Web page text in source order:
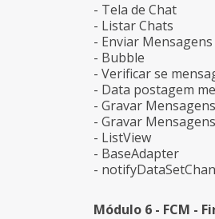
- Tela de Chat
- Listar Chats
- Enviar Mensagens
- Bubble
- Verificar se
- Data postagem
- Gravar
- Gravar
- ListView
- BaseAdapter
-
Módulo 6 - FCM -